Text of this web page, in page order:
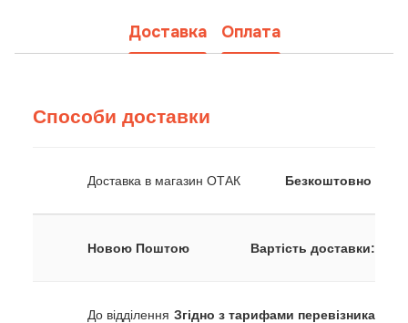
Доставка Оплата
Способи доставки
Доставка в магазин ОТАК Безкоштовно
Новою Поштою Вартість доставки:
До відділення Згідно з тарифами перевізника